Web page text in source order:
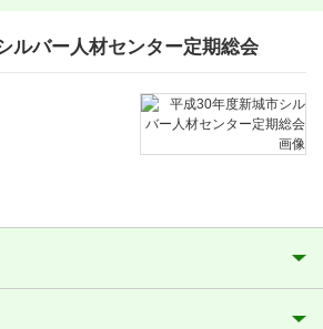
ルバー人材センター定期総会